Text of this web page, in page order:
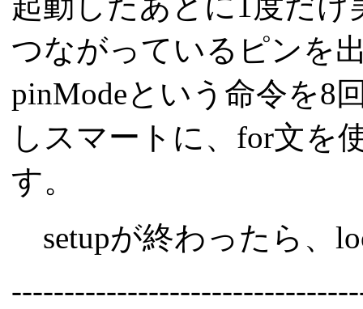
つながっているピンを
pinModeという命令を8
しスマートに、for文を
す。
setupが終わったら、